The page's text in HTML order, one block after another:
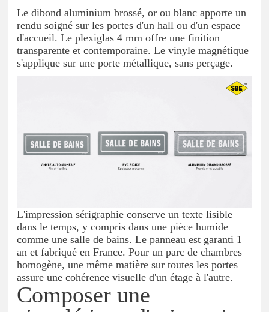
Le dibond aluminium brossé, or ou blanc apporte un
rendu soigné sur les portes d'un hall ou d'un espace
d'accueil. Le plexiglas 4 mm offre une finition
transparente et contemporaine. Le vinyle magnétique
s'applique sur une porte métallique, sans perçage.
L'impression sérigraphie conserve un texte lisible
dans le temps, y compris dans une pièce humide
comme une salle de bains. Le panneau est garanti 1
an et fabriqué en France. Pour un parc de chambres
homogène, une même matière sur toutes les portes
assure une cohérence visuelle d'un étage à l'autre.
Composer une